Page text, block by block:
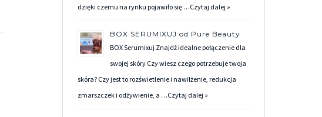
dzięki czemu na rynku pojawiło się …Czytaj dalej »
BOX SERUMIXUJ od Pure Beauty
BOX Serumixuj Znajdź idealne połączenie dla
swojej skóry Czy wiesz czego potrzebuje twoja
skóra? Czy jest to rozświetlenie i nawilżenie, redukcja
zmarszczek i odżywienie, a …Czytaj dalej »